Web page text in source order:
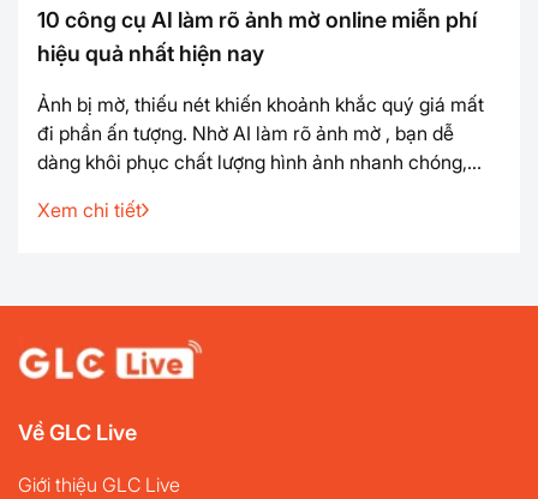
10 công cụ AI làm rõ ảnh mờ online miễn phí
hiệu quả nhất hiện nay
Ảnh bị mờ, thiếu nét khiến khoảnh khắc quý giá mất
đi phần ấn tượng. Nhờ AI làm rõ ảnh mờ , bạn dễ
dàng khôi phục chất lượng hình ảnh nhanh chóng,
dụng AI làm rõ ảnh mà không cần cài đặt phần mềm
Xem chi tiết
Về GLC Live
Giới thiệu GLC Live